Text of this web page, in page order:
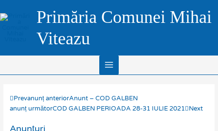
to
Primăria Comunei Mihai
Viteazu
Menu
Prevanunț anteriorAnunt – COD GALBEN
anunț următorCOD GALBEN PERIOADA 28-31 IULIE 2021 Next
Anunțuri